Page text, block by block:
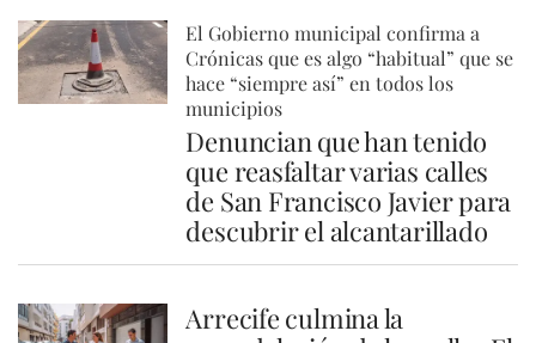
El Gobierno municipal confirma a
Crónicas que es algo “habitual” que se
hace “siempre así” en todos los
municipios
Denuncian que han tenido
que reasfaltar varias calles
de San Francisco Javier para
descubrir el alcantarillado
Arrecife culmina la